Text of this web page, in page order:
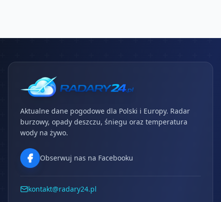
Aktualne dane pogodowe dla Polski i Europy. Radar
burzowy, opady deszczu, śniegu oraz temperatura
wody na żywo.
Obserwuj nas na Facebooku
kontakt@radary24.pl